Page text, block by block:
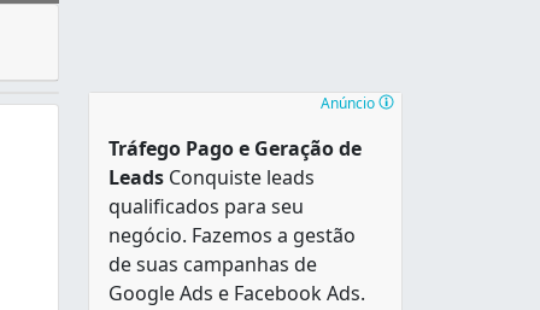
se instala onde hoje é o município, no sítio
Anúncio
Tráfego Pago e Geração de
Leads Conquiste leads
qualificados para seu
negócio. Fazemos a gestão
de suas campanhas de
Google Ads e Facebook Ads.